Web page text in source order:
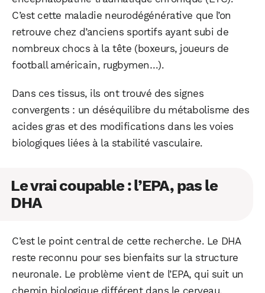
C’est cette maladie neurodégénérative que l’on
retrouve chez d’anciens sportifs ayant subi de
nombreux chocs à la tête (boxeurs, joueurs de
football américain, rugbymen…).
Dans ces tissus, ils ont trouvé des signes
convergents : un déséquilibre du métabolisme des
acides gras et des modifications dans les voies
biologiques liées à la stabilité vasculaire.
Le vrai coupable : l’EPA, pas le
DHA
C’est le point central de cette recherche. Le DHA
reste reconnu pour ses bienfaits sur la structure
neuronale. Le problème vient de l’EPA, qui suit un
chemin biologique différent dans le cerveau.
WhatsApp Telegram Email